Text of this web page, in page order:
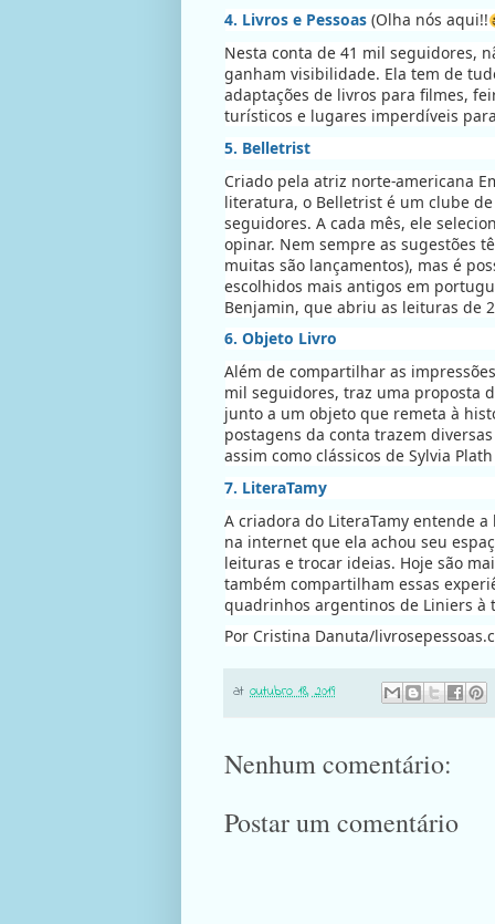
4. Livros e Pessoas (Olha nós aqui!!
Nesta conta de 41 mil seguidores,
ganham visibilidade. Ela tem de
adaptações de livros para filmes,
turísticos e lugares imperdíveis
5. Belletrist
Criado pela atriz norte-americana
literatura, o Belletrist é um clube
seguidores. A cada mês, ele
opinar. Nem sempre as sugestões
muitas são lançamentos), mas é
escolhidos mais antigos em
Benjamin, que abriu as leituras de
6. Objeto Livro
Além de compartilhar as
mil seguidores, traz uma proposta
junto a um objeto que remeta à
postagens da conta trazem
assim como clássicos de Sylvia
7. LiteraTamy
A criadora do LiteraTamy entende
na internet que ela achou seu
leituras e trocar ideias. Hoje são
também compartilham essas
quadrinhos argentinos de Liniers à
Por Cristina Danuta/
atoutubro 18, 2019
Nenhum comentário:
Postar um comentário